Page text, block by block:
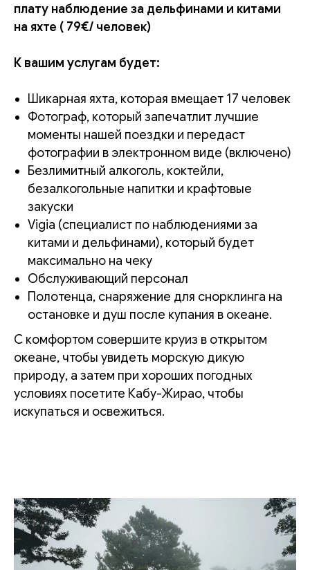
плату наблюдение за дельфинами и китами
на яхте ( 79€/ человек)
К вашим услугам будет:
Шикарная яхта, которая вмещает 17 человек
Фотограф, который запечатлит лучшие
моменты нашей поездки и передаст
фотографии в электронном виде (включено)
Безлимитный алкоголь, коктейли,
безалкогольные напитки и крафтовые
закуски
Vigia (специалист по наблюдениями за
китами и дельфинами), который будет
максимально на чеку
Обслуживающий персонал
Полотенца, снаряжение для снорклинга на
остановке и душ после купания в океане.
С комфортом совершите круиз в открытом
океане, чтобы увидеть морскую дикую
природу, а затем при хороших погодных
условиях посетите Кабу-Жирао, чтобы
искупаться и освежиться.